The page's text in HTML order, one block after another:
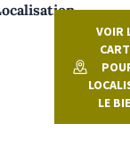
VOIR
LE